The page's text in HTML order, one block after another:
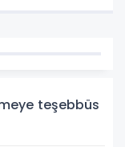
teşebbüs